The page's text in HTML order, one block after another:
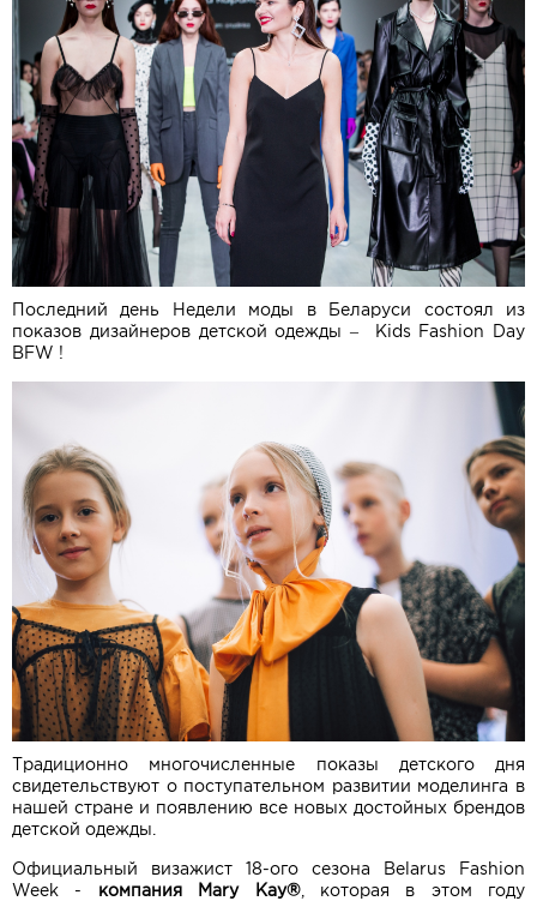
Последний день Недели моды в Беларуси состоял из
показов дизайнеров детской одежды – Kids Fashion Day
BFW !
Традиционно многочисленные показы детского дня
свидетельствуют о поступательном развитии моделинга в
нашей стране и появлению все новых достойных брендов
детской одежды.
Официальный визажист 18-ого сезона Belarus Fashion
Week - компания Mary Kay®, которая в этом году